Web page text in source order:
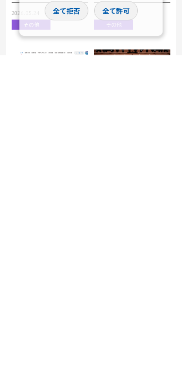
2026.05.24
その他
2026.04.15
その他
全て拒否 全て許可